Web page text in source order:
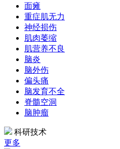
面瘫
重症肌无力
神经损伤
肌肉萎缩
肌营养不良
脑炎
脑外伤
偏头痛
脑发育不全
脊髓空洞
脑肿瘤
科研技术
更多